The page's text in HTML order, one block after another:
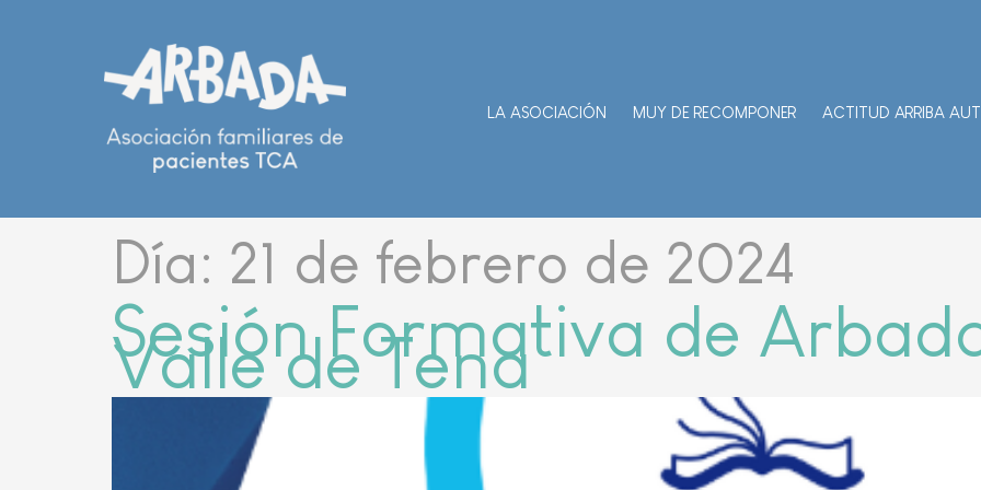
LA ASOCIACIÓN MUY DE RECOMPONER ACTITUD ARRIBA
Día: 21 de febrero de 2024
Sesión Formativa de
Valle de Tena